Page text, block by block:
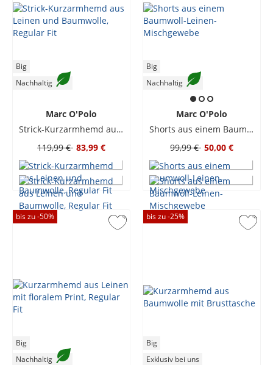
Big
Nachhaltig
Marc O'Polo
Strick-Kurzarmhemd aus Leinen und Baumwolle, Regular Fit
119,99 € 83,99 €
Big
Nachhaltig
Marc O'Polo
Shorts aus einem Baumwoll-Leinen-Mischgewebe
99,99 € 50,00 €
bis zu -50%
Big
Nachhaltig
bis zu -25%
Big
Exklusiv bei uns